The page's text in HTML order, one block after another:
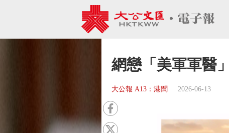
網戀「美軍軍醫
大公報 A13：港聞 2026-06-13